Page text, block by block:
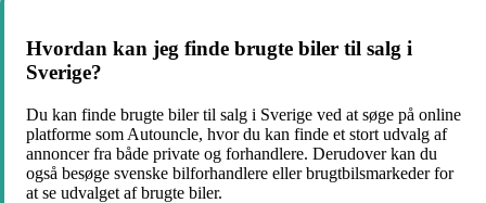
Hvordan kan jeg finde brugte biler til salg i
Sverige?
Du kan finde brugte biler til salg i Sverige ved at søge på online
platforme som Autouncle, hvor du kan finde et stort udvalg af
annoncer fra både private og forhandlere. Derudover kan du
også besøge svenske bilforhandlere eller brugtbilsmarkeder for
at se udvalget af brugte biler.